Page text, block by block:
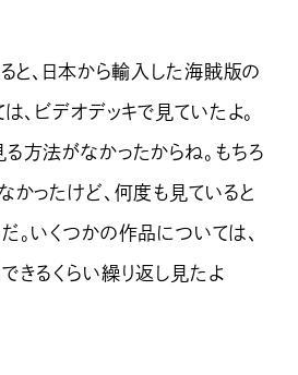
と、日本から輸入した海賊版の
、ビデオデッキで見ていたよ。
方法がなかったからね。もちろ
かったけど、何度も見ていると
。いくつかの作品については、
きるくらい繰り返し見たよ